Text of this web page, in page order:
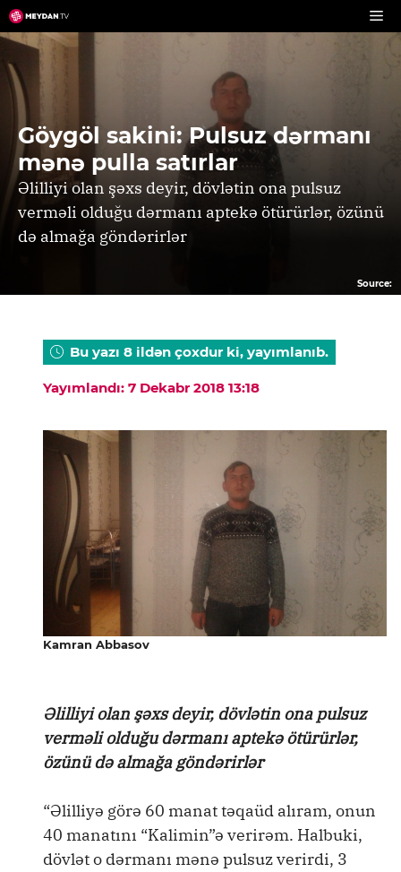
Skip
to
content
Göygöl sakini: Pulsuz dərmanı
mənə pulla satırlar
Əlilliyi olan şəxs deyir, dövlətin ona pulsuz
verməli olduğu dərmanı aptekə ötürürlər, özünü
də almağa göndərirlər
Source:
Bu yazı 8 ildən çoxdur ki, yayımlanıb.
Yayımlandı: 7 Dekabr 2018 13:18
Kamran Abbasov
Əlilliyi olan şəxs deyir, dövlətin ona pulsuz
verməli olduğu dərmanı aptekə ötürürlər,
özünü də almağa göndərirlər
“Əlilliyə görə 60 manat təqaüd alıram, onun
40 manatını “Kalimin”ə verirəm. Halbuki,
dövlət o dərmanı mənə pulsuz verirdi, 3